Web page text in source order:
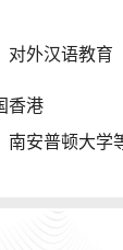
对外汉语教育
香港
安普顿大学